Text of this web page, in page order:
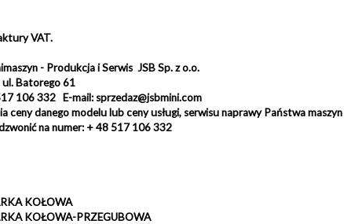
VAT.
- Produkcja i Serwis JSB Sp. z o.o.
Batorego 61
106 332 E-mail: sprzedaz@jsbmini.com
ceny danego modelu lub ceny usługi, serwisu naprawy Państwa maszyn
na numer: + 48 517 106 332
KOŁOWA
KOŁOWA-PRZEGUBOWA